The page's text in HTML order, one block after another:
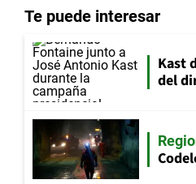
Te puede interesar
Kast
del